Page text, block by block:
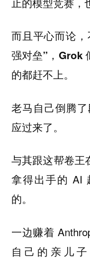
而且平心而论，
强对垒”，Grok
的都赶不上。
老马自己倒腾
应过来了。
与其跟这帮卷王
拿得出手的 AI
的。
一边赚着
自己的亲儿